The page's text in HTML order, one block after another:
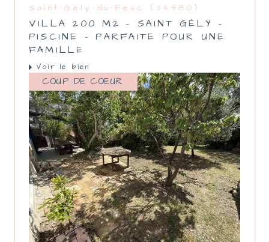
Saint-Gély-du-Fesc (34980)
VILLA 200 M2 - SAINT GÉLY -
PISCINE - PARFAITE POUR UNE
FAMILLE
Voir le bien
COUP DE COEUR